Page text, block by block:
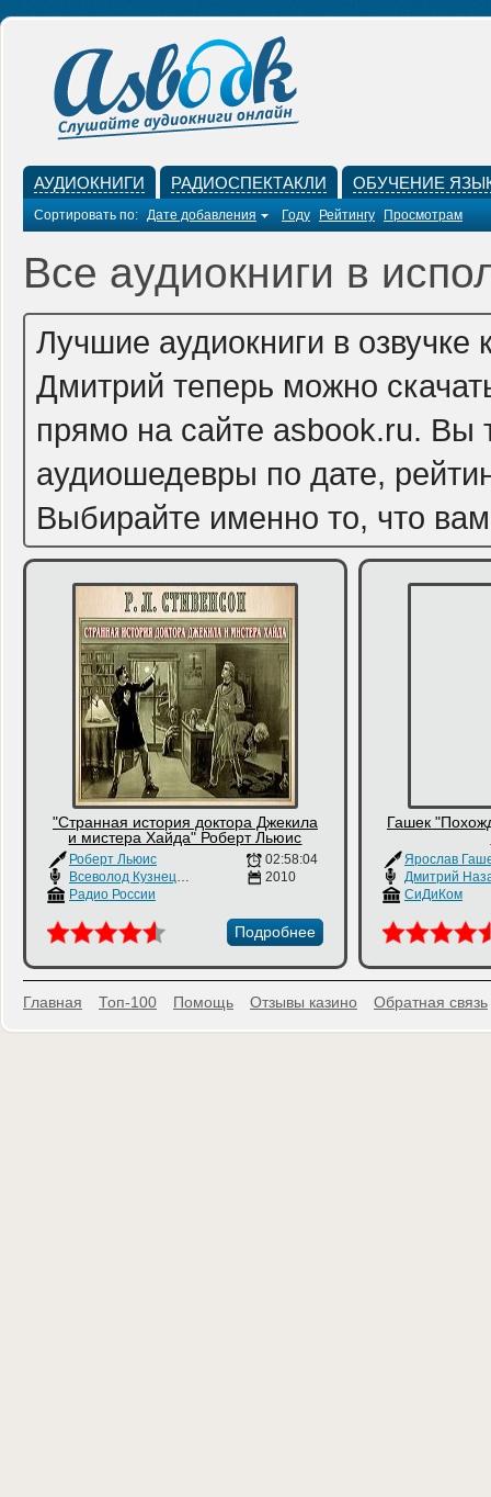
АУДИОКНИГИ РАДИОСПЕКТАКЛИ ОБУЧЕНИЕ
Сортировать по: Дате добавления Году Рейтингу Просмотрам
Все аудиокниги в
Лучшие аудиокниги в
Дмитрий теперь можно
прямо на сайте asbook.ru. Вы
аудиошедевры по дате,
Выбирайте именно то, что
"Странная история доктора Джекила
и мистера Хайда" Роберт Льюис
Роберт Льюис
Всеволод Кузнецов
Дмитрий Назаров
Михаил Державин
Радио России
02:58:04
2010
Подробнее
Гашек
Ярослав
Дмитрий
СиДиКом
Главная Топ-100 Помощь Отзывы казино Обратная связь